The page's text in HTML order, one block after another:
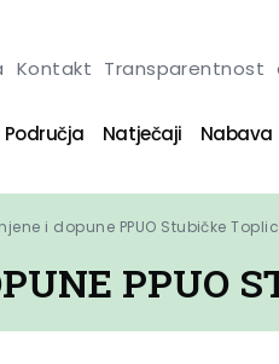
Kontakt Transparentnost
Područja Natječaji Nabava
i dopune PPUO Stubičke
PPUO